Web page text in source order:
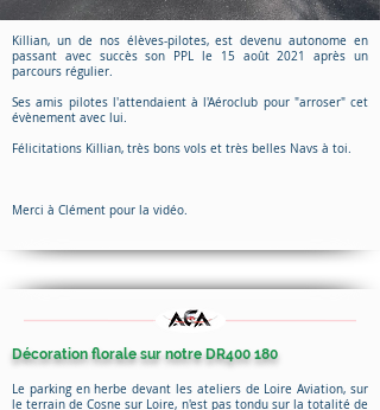
Killian, un de nos élèves-pilotes, est devenu autonome en
passant avec succès son PPL le 15 août 2021 après un
parcours régulier.
Ses amis pilotes l'attendaient à l'Aéroclub pour "arroser" cet
évènement avec lui.
Félicitations Killian, très bons vols et très belles Navs à toi.
Merci à Clément pour la vidéo.
Décoration florale sur notre DR400 180
Le parking en herbe devant les ateliers de Loire Aviation, sur
le terrain de Cosne sur Loire, n'est pas tondu sur la totalité de